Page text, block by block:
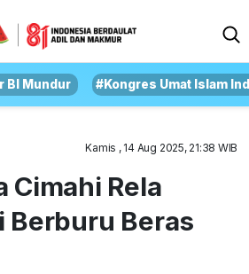
BI Mundur #Kongres Umat Islam
Kamis , 14 Aug 2025, 21:38 WIB
Cimahi Rela
Berburu Beras